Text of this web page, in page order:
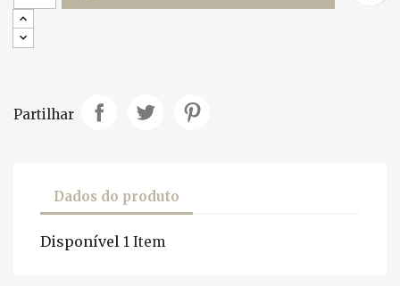
Partilhar
Dados do produto
Disponível 1 Item